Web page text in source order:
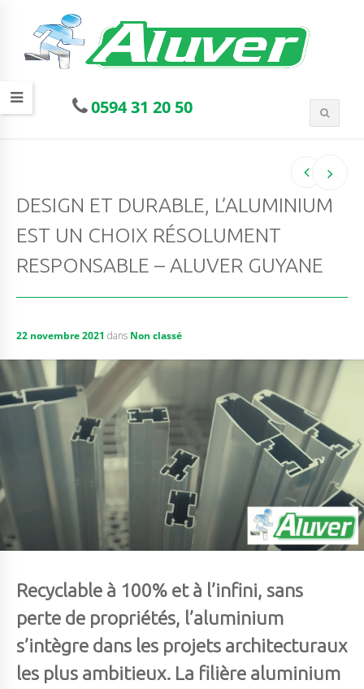
0594 31 20 50
DESIGN ET DURABLE, L’ALUMINIUM
EST UN CHOIX RÉSOLUMENT
RESPONSABLE – ALUVER GUYANE
22 novembre 2021 dans Non classé
Recyclable à 100% et à l’infini, sans
perte de propriétés, l’aluminium
s’intègre dans les projets architecturaux
les plus ambitieux. La filière aluminium